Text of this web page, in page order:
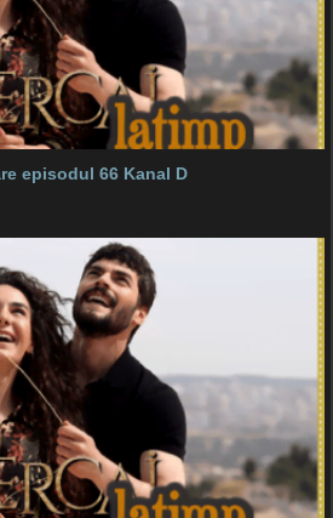
episodul 66 Kanal D